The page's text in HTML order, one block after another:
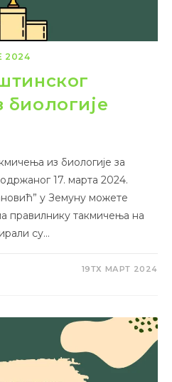
из биологије за
17. марта 2024.
у Земуну можете
правилнику такмичења на
су…
19ТХ МАРТ 2024